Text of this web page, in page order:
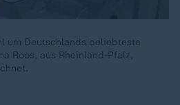
um Deutschlands beliebteste
Roos, aus Rheinland-Pfalz,